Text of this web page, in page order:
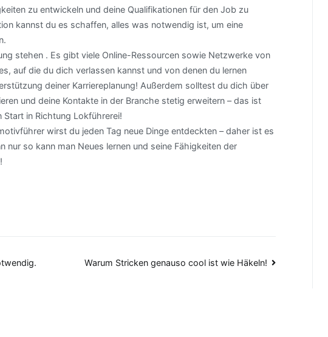
zu entwickeln und deine Qualifikationen für den Job zu
kannst du es schaffen, alles was notwendig ist, um eine
stehen . Es gibt viele Online-Ressourcen sowie Netzwerke von
auf die du dich verlassen kannst und von denen du lernen
deiner Karriereplanung! Außerdem solltest du dich über
und deine Kontakte in der Branche stetig erweitern – das ist
in Richtung Lokführerei!
wirst du jeden Tag neue Dinge entdeckten – daher ist es
so kann man Neues lernen und seine Fähigkeiten der
Warum Stricken genauso cool ist wie Häkeln!